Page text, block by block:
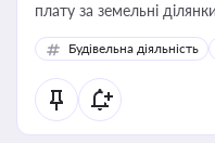
Будівельна діяльність